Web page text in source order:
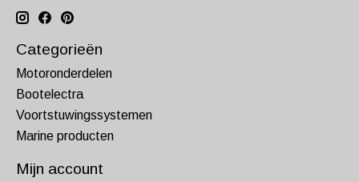
Categorieën
Motoronderdelen
Bootelectra
Voortstuwingssystemen
Marine producten
Mijn account